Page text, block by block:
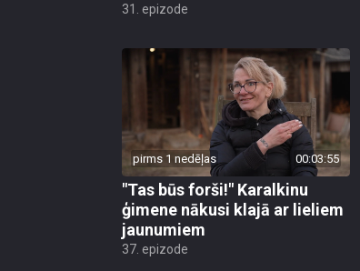
31. epizode
pirms 1 nedēļas 00:03:55
"Tas būs forši!" Karalkinu
ģimene nākusi klajā ar lieliem
jaunumiem
37. epizode